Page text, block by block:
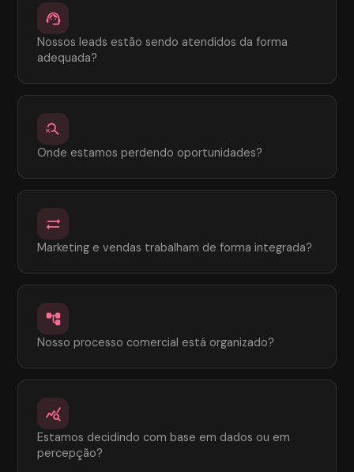
support_agent
Nossos leads estão sendo atendidos da forma
adequada?
search_off
Onde estamos perdendo oportunidades?
sync_alt
Marketing e vendas trabalham de forma integrada?
account_tree
Nosso processo comercial está organizado?
query_stats
Estamos decidindo com base em dados ou em
percepção?